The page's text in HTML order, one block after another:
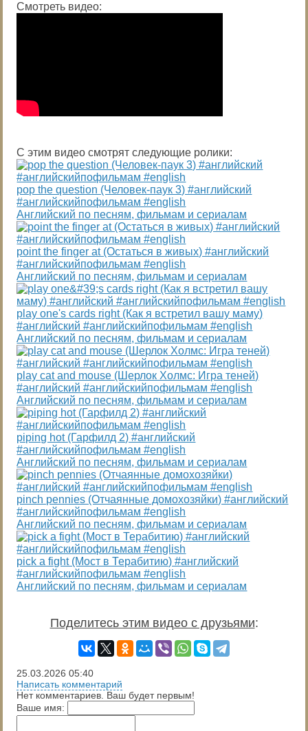
Смотреть видео:
С этим видео смотрят следующие ролики:
pop the question (Человек-паук 3) #английский
#английскийпофильмам #english
Английский по песням, фильмам и сериалам
point the finger at (Остаться в живых) #английский
#английскийпофильмам #english
Английский по песням, фильмам и сериалам
play one's cards right (Как я встретил вашу маму)
#английский #английскийпофильмам #english
Английский по песням, фильмам и сериалам
play cat and mouse (Шерлок Холмс: Игра теней)
#английский #английскийпофильмам #english
Английский по песням, фильмам и сериалам
piping hot (Гарфилд 2) #английский
#английскийпофильмам #english
Английский по песням, фильмам и сериалам
pinch pennies (Отчаянные домохозяйки) #английский
#английскийпофильмам #english
Английский по песням, фильмам и сериалам
pick a fight (Мост в Терабитию) #английский
#английскийпофильмам #english
Английский по песням, фильмам и сериалам
Поделитесь этим видео с друзьями:
25.03.2026 05:40
Написать комментарий
Нет комментариев. Ваш будет первым!
Ваше имя: